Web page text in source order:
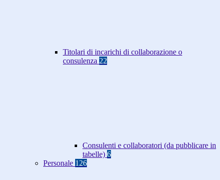
Titolari di incarichi di collaborazione o
consulenza 22
Consulenti e collaboratori (da pubblicare in
tabelle) 6
Personale 126